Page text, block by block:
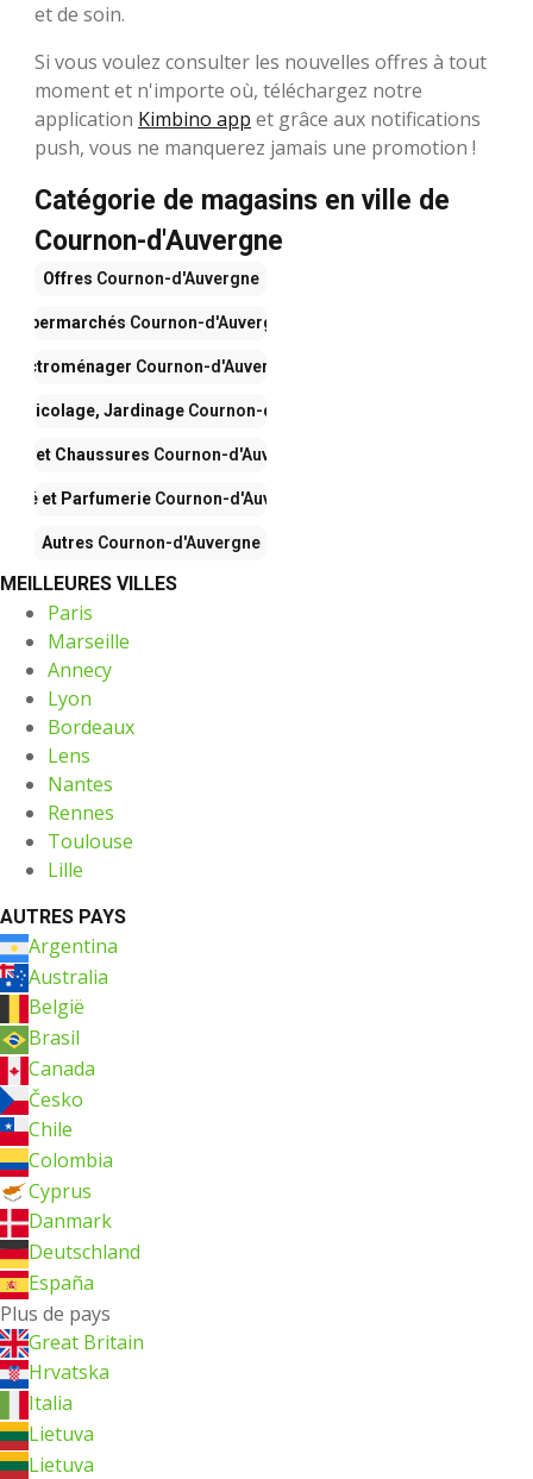
et de soin.
Si vous voulez consulter les nouvelles offres à tout
moment et n'importe où, téléchargez notre
application Kimbino app et grâce aux notifications
push, vous ne manquerez jamais une promotion !
Catégorie de magasins en ville de
Cournon-d'Auvergne
Offres Cournon-d'Auvergne
Supermarchés Cournon-d'Auvergne
Électroménager Cournon-d'Auvergne
Bricolage, Jardinage Cournon-d'Auvergne
et Chaussures Cournon-d'Auvergne
et Parfumerie Cournon-d'Auvergne
Autres Cournon-d'Auvergne
MEILLEURES VILLES
Paris
Marseille
Annecy
Lyon
Bordeaux
Lens
Nantes
Rennes
Toulouse
Lille
AUTRES PAYS
Argentina
Australia
België
Brasil
Canada
Česko
Chile
Colombia
Cyprus
Danmark
Deutschland
España
Plus de pays
Great Britain
Hrvatska
Italia
Lietuva
Lietuva